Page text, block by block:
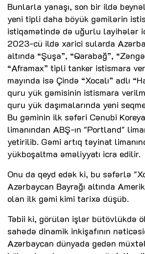
Bunlarla yanaşı, son bir ildə
yeni tipli daha böyük gəmilərin
istiqamətində də uğurlu layihələr
2023-cü ildə xarici sularda
altında “Şuşa”, “Qarabağ”,
“Aframax” tipli tanker istismara
mayında isə Çində “Xocalı” adlı
quru yük gəmisinin istismara
quru yük daşımalarında yeni
Bu gəminin ilk səfəri Cənubi
limanından ABŞ-ın "Portland"
yetirilib. Gəmi artıq təyinat
yükboşaltma əməliyyatı icra edilir.
Onu da qeyd edək ki, bu səfərlə
Azərbaycan Bayrağı altında
olan ilk gəmi kimi tarixə düşüb.
Təbii ki, görülən işlər bütövlükdə
sahədə dinamik inkişafının
Azərbaycan dünyada gedən